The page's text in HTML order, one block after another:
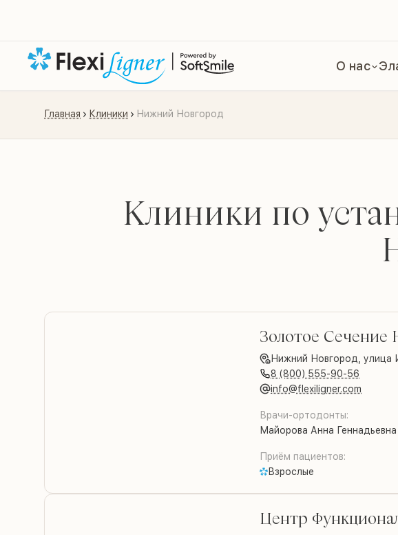
О нас
Главная Клиники Нижний Новгород
Клиники по
Золотое
Нижний Новгород, улица
8 (800) 555-90-56
info@flexiligner.com
Врачи-ортодонты:
Майорова Анна Геннадьевна
Приём пациентов:
Взрослые
Центр